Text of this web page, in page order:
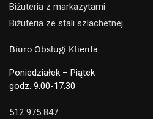
Biżuteria z markazytami
Biżuteria ze stali szlachetnej
Biuro Obsługi Klienta
Poniedziałek – Piątek
godz. 9.00-17.30
512 975 847